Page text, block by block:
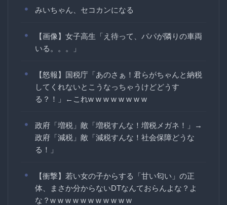
みいちゃん、セコカンになる
【画像】女子高生「え待って、パパが隣りの車両
いる。。。」
【怒報】国税庁「あのさぁ！君らがちゃんと納税
してくれないとこうなっちゃうけどどうす
る？！」←これw w w w w w w w
政府「増税」敵「増税すんな！増税メガネ！」→
政府「減税」敵「減税すんな！社会保障どうな
る！」
【衝撃】若い女の子からする「甘い匂い」の正
体、まさか分からないDTなんておらんよな？よ
な？w w w w w w w w w w w